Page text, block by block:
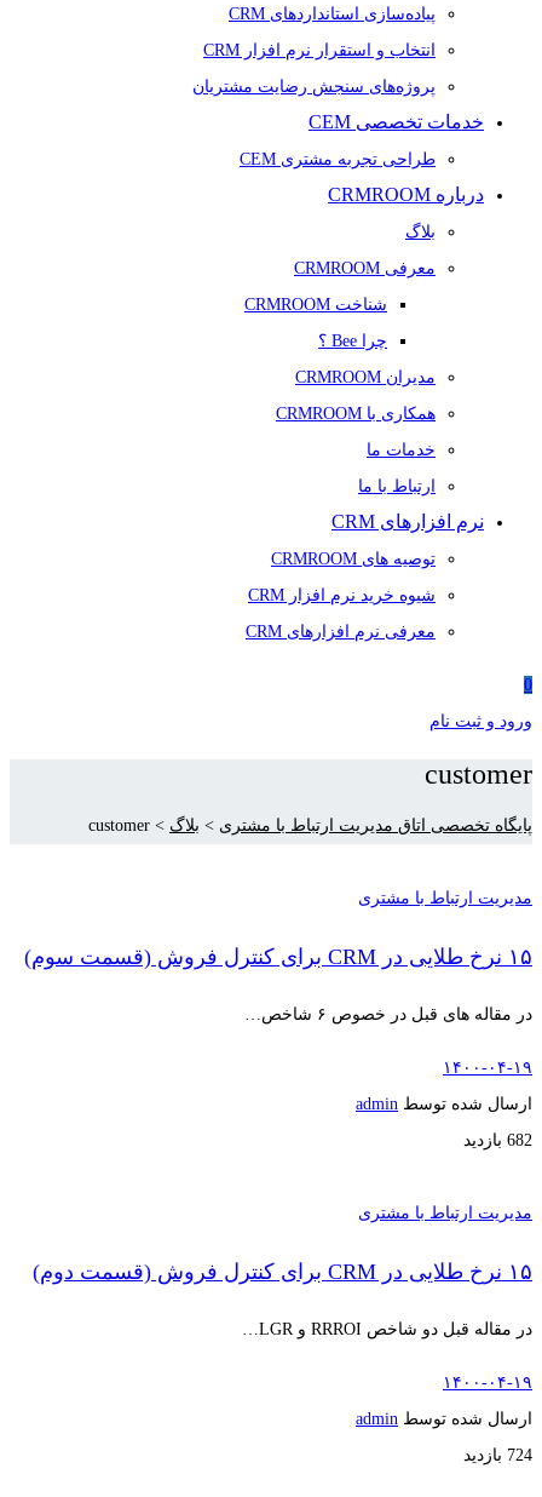
پیاده‌سازی استانداردهای CRM
انتخاب و استقرار نرم افزار CRM
پروژه‌های سنجش رضایت مشتریان
خدمات تخصصی CEM
طراحی تجربه مشتری CEM
درباره CRMROOM
بلاگ
معرفی CRMROOM
شناخت CRMROOM
چرا Bee ؟
مدیران CRMROOM
همکاری با CRMROOM
خدمات ما
ارتباط با ما
نرم افزارهای CRM
توصیه های CRMROOM
شیوه خرید نرم افزار CRM
معرفی نرم افزارهای CRM
0
ورود و ثبت نام
customer
پایگاه تخصصی اتاق مدیریت ارتباط با مشتری > بلاگ >
customer
مدیریت ارتباط با مشتری
۱۵ نرخ طلایی در CRM برای کنترل فروش (قسمت سوم)
در مقاله های قبل در خصوص ۶ شاخص…
۱۴۰۰-۰۴-۱۹
ارسال شده توسط admin
682 بازدید
مدیریت ارتباط با مشتری
۱۵ نرخ طلایی در CRM برای کنترل فروش (قسمت دوم)
در مقاله قبل دو شاخص RRROI و LGR…
۱۴۰۰-۰۴-۱۹
ارسال شده توسط admin
724 بازدید